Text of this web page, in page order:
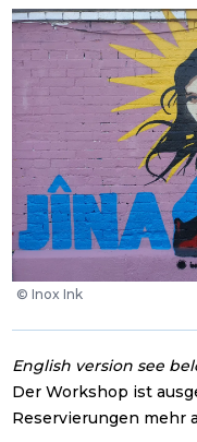
©Inox Ink
English version see
Der Workshop ist
Reservierungen mehr